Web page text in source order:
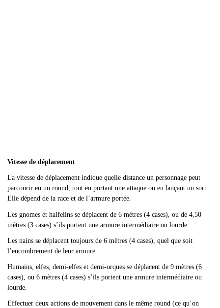
Vitesse de déplacement
La vitesse de déplacement indique quelle distance un personnage peut
parcourir en un round, tout en portant une attaque ou en lançant un sort.
Elle dépend de la race et de l’armure portée.
Les gnomes et halfelins se déplacent de 6 mètres (4 cases), ou de 4,50
mètres (3 cases) s’ils portent une armure intermédiaire ou lourde.
Les nains se déplacent toujours de 6 mètres (4 cases), quel que soit
l’encombrement de leur armure.
Humains, elfes, demi-elfes et demi-orques se déplacent de 9 mètres (6
cases), ou 6 mètres (4 cases) s’ils portent une armure intermédiaire ou
lourde.
Effectuer deux actions de mouvement dans le même round (ce qu’on